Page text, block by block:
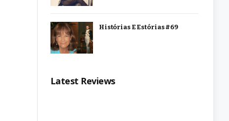
Histórias E Estórias #69
Latest Reviews